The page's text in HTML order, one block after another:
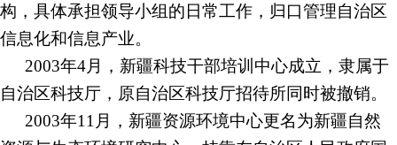
构，具体承担领导小组的日常工作，归口管理自治区
信息化和信息产业。
2003年4月，新疆科技干部培训中心成立，隶属于
自治区科技厅，原自治区科技厅招待所同时被撤销。
2003年11月，新疆资源环境中心更名为新疆自然